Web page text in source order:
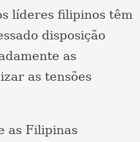
líderes filipinos têm
disposição
as
as tensões
as Filipinas